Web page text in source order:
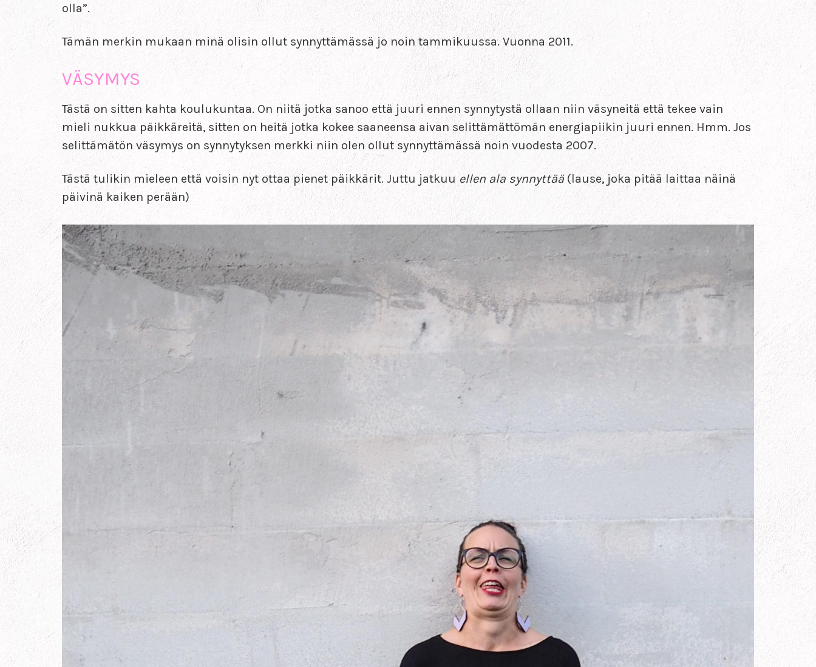
olla”.
Tämän merkin mukaan minä olisin ollut synnyttämässä jo noin tammikuussa. Vuonna 2011.
VÄSYMYS
Tästä on sitten kahta koulukuntaa. On niitä jotka sanoo että juuri ennen synnytystä ollaan niin väsyneitä että tekee vain
mieli nukkua päikkäreitä, sitten on heitä jotka kokee saaneensa aivan selittämättömän energiapiikin juuri ennen. Hmm. Jos
selittämätön väsymys on synnytyksen merkki niin olen ollut synnyttämässä noin vuodesta 2007.
Tästä tulikin mieleen että voisin nyt ottaa pienet päikkärit. Juttu jatkuu ellen ala synnyttää (lause, joka pitää laittaa näinä
päivinä kaiken perään)